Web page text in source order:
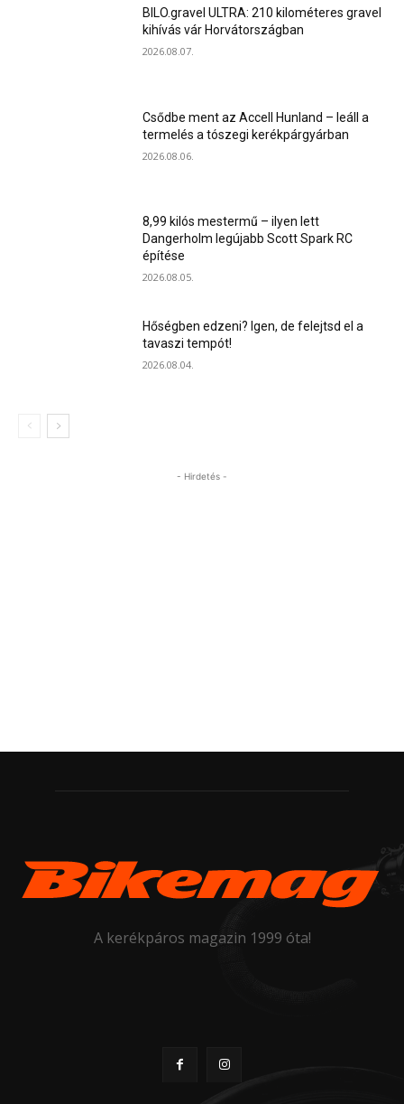
BILO.gravel ULTRA: 210 kilométeres gravel
kihívás vár Horvátországban
2026.08.07.
Csődbe ment az Accell Hunland – leáll a
termelés a tószegi kerékpárgyárban
2026.08.06.
8,99 kilós mestermű – ilyen lett
Dangerholm legújabb Scott Spark RC
építése
2026.08.05.
Hőségben edzeni? Igen, de felejtsd el a
tavaszi tempót!
2026.08.04.
- Hirdetés -
A kerékpáros magazin 1999 óta!